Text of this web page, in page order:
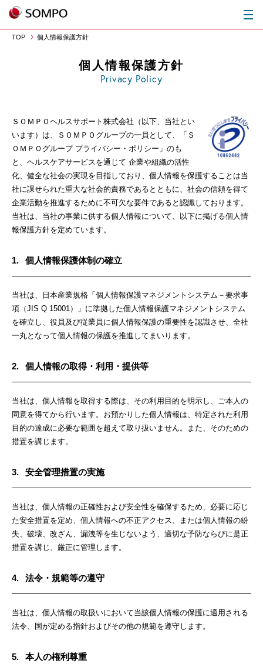
TOP 個人情報保護方針
個人情報保護方針
Privacy Policy
ＳＯＭＰＯヘルスサポート株式会社（以下、当社とい
います）は、ＳＯＭＰＯグループの一員として、
「Ｓ
ＯＭＰＯグループ プライバシー・ポリシー」のも
と、ヘルスケアサービスを通じて 企業や組織の活性
化、 健全な社会の実現を目指しており、個人情報を保護することは当
社に課せられた重大な社会的責務であるとともに、 社会の信頼を得て
企業活動を推進するために不可欠な要件であると認識しております。
当社は、当社の事業に供する個人情報について、以下に掲げる個人情
報保護方針を定めています。
1. 個人情報保護体制の確立
当社は、日本産業規格「個人情報保護マネジメントシステム－要求事
項（JIS Q 15001）」に準拠した個人情報保護マネジメントシステム
を確立し、役員及び従業員に個人情報保護の重要性を認識させ、全社
一丸となって個人情報の保護を推進してまいります。
2. 個人情報の取得・利用・提供等
当社は、個人情報を取得する際は、その利用目的を明示し、ご本人の
同意を得てから行います。お預かりした個人情報は、特定された利用
目的の達成に必要な範囲を超えて取り扱いません。また、そのための
措置を講じます。
3. 安全管理措置の実施
当社は、個人情報の正確性および安全性を確保するため、必要に応じ
た安全措置を定め、個人情報への不正アクセス、または個人情報の紛
失、破壊、改ざん、漏洩等を生じないよう、適切な予防ならびに是正
措置を講じ、厳正に管理します。
4. 法令・規範等の遵守
当社は、個人情報の取扱いにおいて当該個人情報の保護に適用される
法令、国が定める指針およびその他の規範を遵守します。
5. 本人の権利尊重